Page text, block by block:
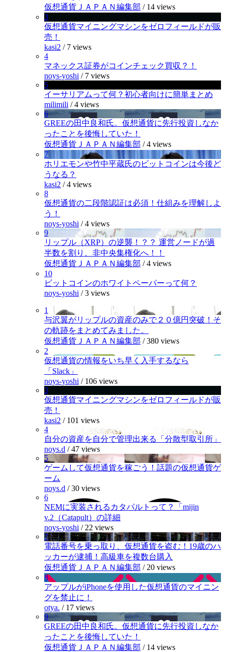
仮想通貨ＪＡＰＡＮ編集部 / 14 views
3
仮想通貨マイニングマシンをゼロフィールドが販
売！
kasi2 / 7 views
4
マネックス証券がコインチェック買収？！
noys-yoshi / 7 views
5
イーサリアムって何？初心者向けに簡単まとめ
milimili /4 views
6
GREEの田中良和氏。仮想通貨に先行投資しなか
ったことを後悔していた！
仮想通貨ＪＡＰＡＮ編集部 /4 views
7
ホリエモンや竹中平蔵氏のビットコインは今後ど
うなる？
kasi2 /4 views
8
仮想通貨の二段階認証は必須！仕組みを理解しよ
う！
noys-yoshi /4 views
9
リップル（XRP）の逆襲！？？ 運営ノードが過
半数を割り、非中央集権化へ！！
仮想通貨ＪＡＰＡＮ編集部 /4 views
10
ビットコインのホワイトペーパーって何？
noys-yoshi /3 views
1
与沢翼がリップルの資産のみで２０億円突破！そ
の軌跡をまとめてみました。
仮想通貨ＪＡＰＡＮ編集部 /380 views
2
仮想通貨の情報をいち早く入手するなら
「Slack」
noys-yoshi / 106 views
3
仮想通貨マイニングマシンをゼロフィールドが販
売！
kasi2 / 101 views
4
自分の資産を自分で管理出来る「分散型取引所」
noys.d /47 views
5
ゲームして仮想通貨を稼ごう！話題の仮想通貨ゲ
ーム
noys.d /30 views
6
NEMに実装されるカタパルトって？「mijin
v.2（Catapult）の詳細
noys-yoshi / 22 views
7
電話番号を乗っ取り、仮想通貨を盗む！19歳のハ
ッカーが逮捕！高級車を複数台購入
仮想通貨ＪＡＰＡＮ編集部 / 20 views
8
アップルがiPhoneを使用した仮想通貨のマイニン
グを禁止に！
otya. / 17 views
9
GREEの田中良和氏。仮想通貨に先行投資しなか
ったことを後悔していた！
仮想通貨ＪＡＰＡＮ編集部 / 14 views